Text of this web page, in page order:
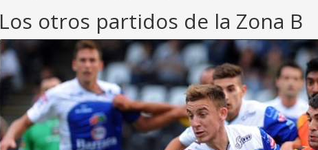
Los otros partidos de la Zona B